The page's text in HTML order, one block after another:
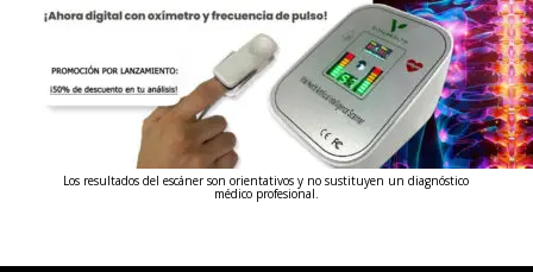
Los resultados del escáner son orientativos y no sustituyen un diagnóstico
médico profesional.